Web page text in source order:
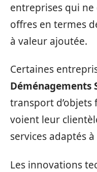
entreprises qui ne
offres en termes
à valeur ajoutée.
Certaines
Déménagements
transport d’objets
voient leur
services adaptés
Les innovations